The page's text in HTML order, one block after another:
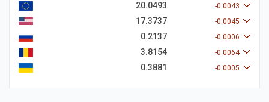
20.0493 -0.0043
17.3737 -0.0045
0.2137 -0.0006
3.8154 -0.0064
0.3881 -0.0005